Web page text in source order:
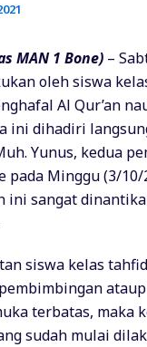
MAN 1 Bone) –
oleh siswa
Al Qur’an
ini dihadiri
Yunus, kedua
pada Minggu (3/
ini sangat
siswa kelas
terbatas, maka
sudah mulai